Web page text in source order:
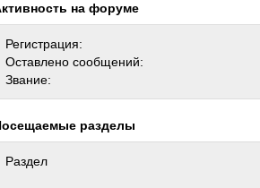
Активность на форуме
Регистрация:
Оставлено сообщений:
Звание:
Посещаемые разделы
Раздел